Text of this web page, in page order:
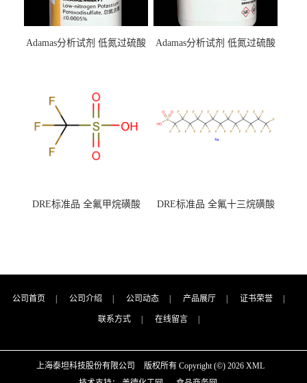
Adamas分析试剂 低氮过硫酸
（泰坦现货供应）
Adamas分析试剂 低氮过硫酸
DRE标准品 全氟甲烷磺酸
DRE标准品 全氟十三烷磺酸
公司首页 公司介绍 公司动态 产品展厅 证书荣誉
联系方式 在线留言
上海泰坦科技股份有限公司 版权所有 Copyright (©) 2026 XML